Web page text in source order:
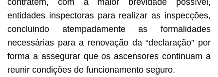
contratem, com a maior brevidade possível,
entidades inspectoras para realizar as inspecções,
concluindo atempadamente as formalidades
necessárias para a renovação da “declaração” por
forma a assegurar que os ascensores continuam a
reunir condições de funcionamento seguro.